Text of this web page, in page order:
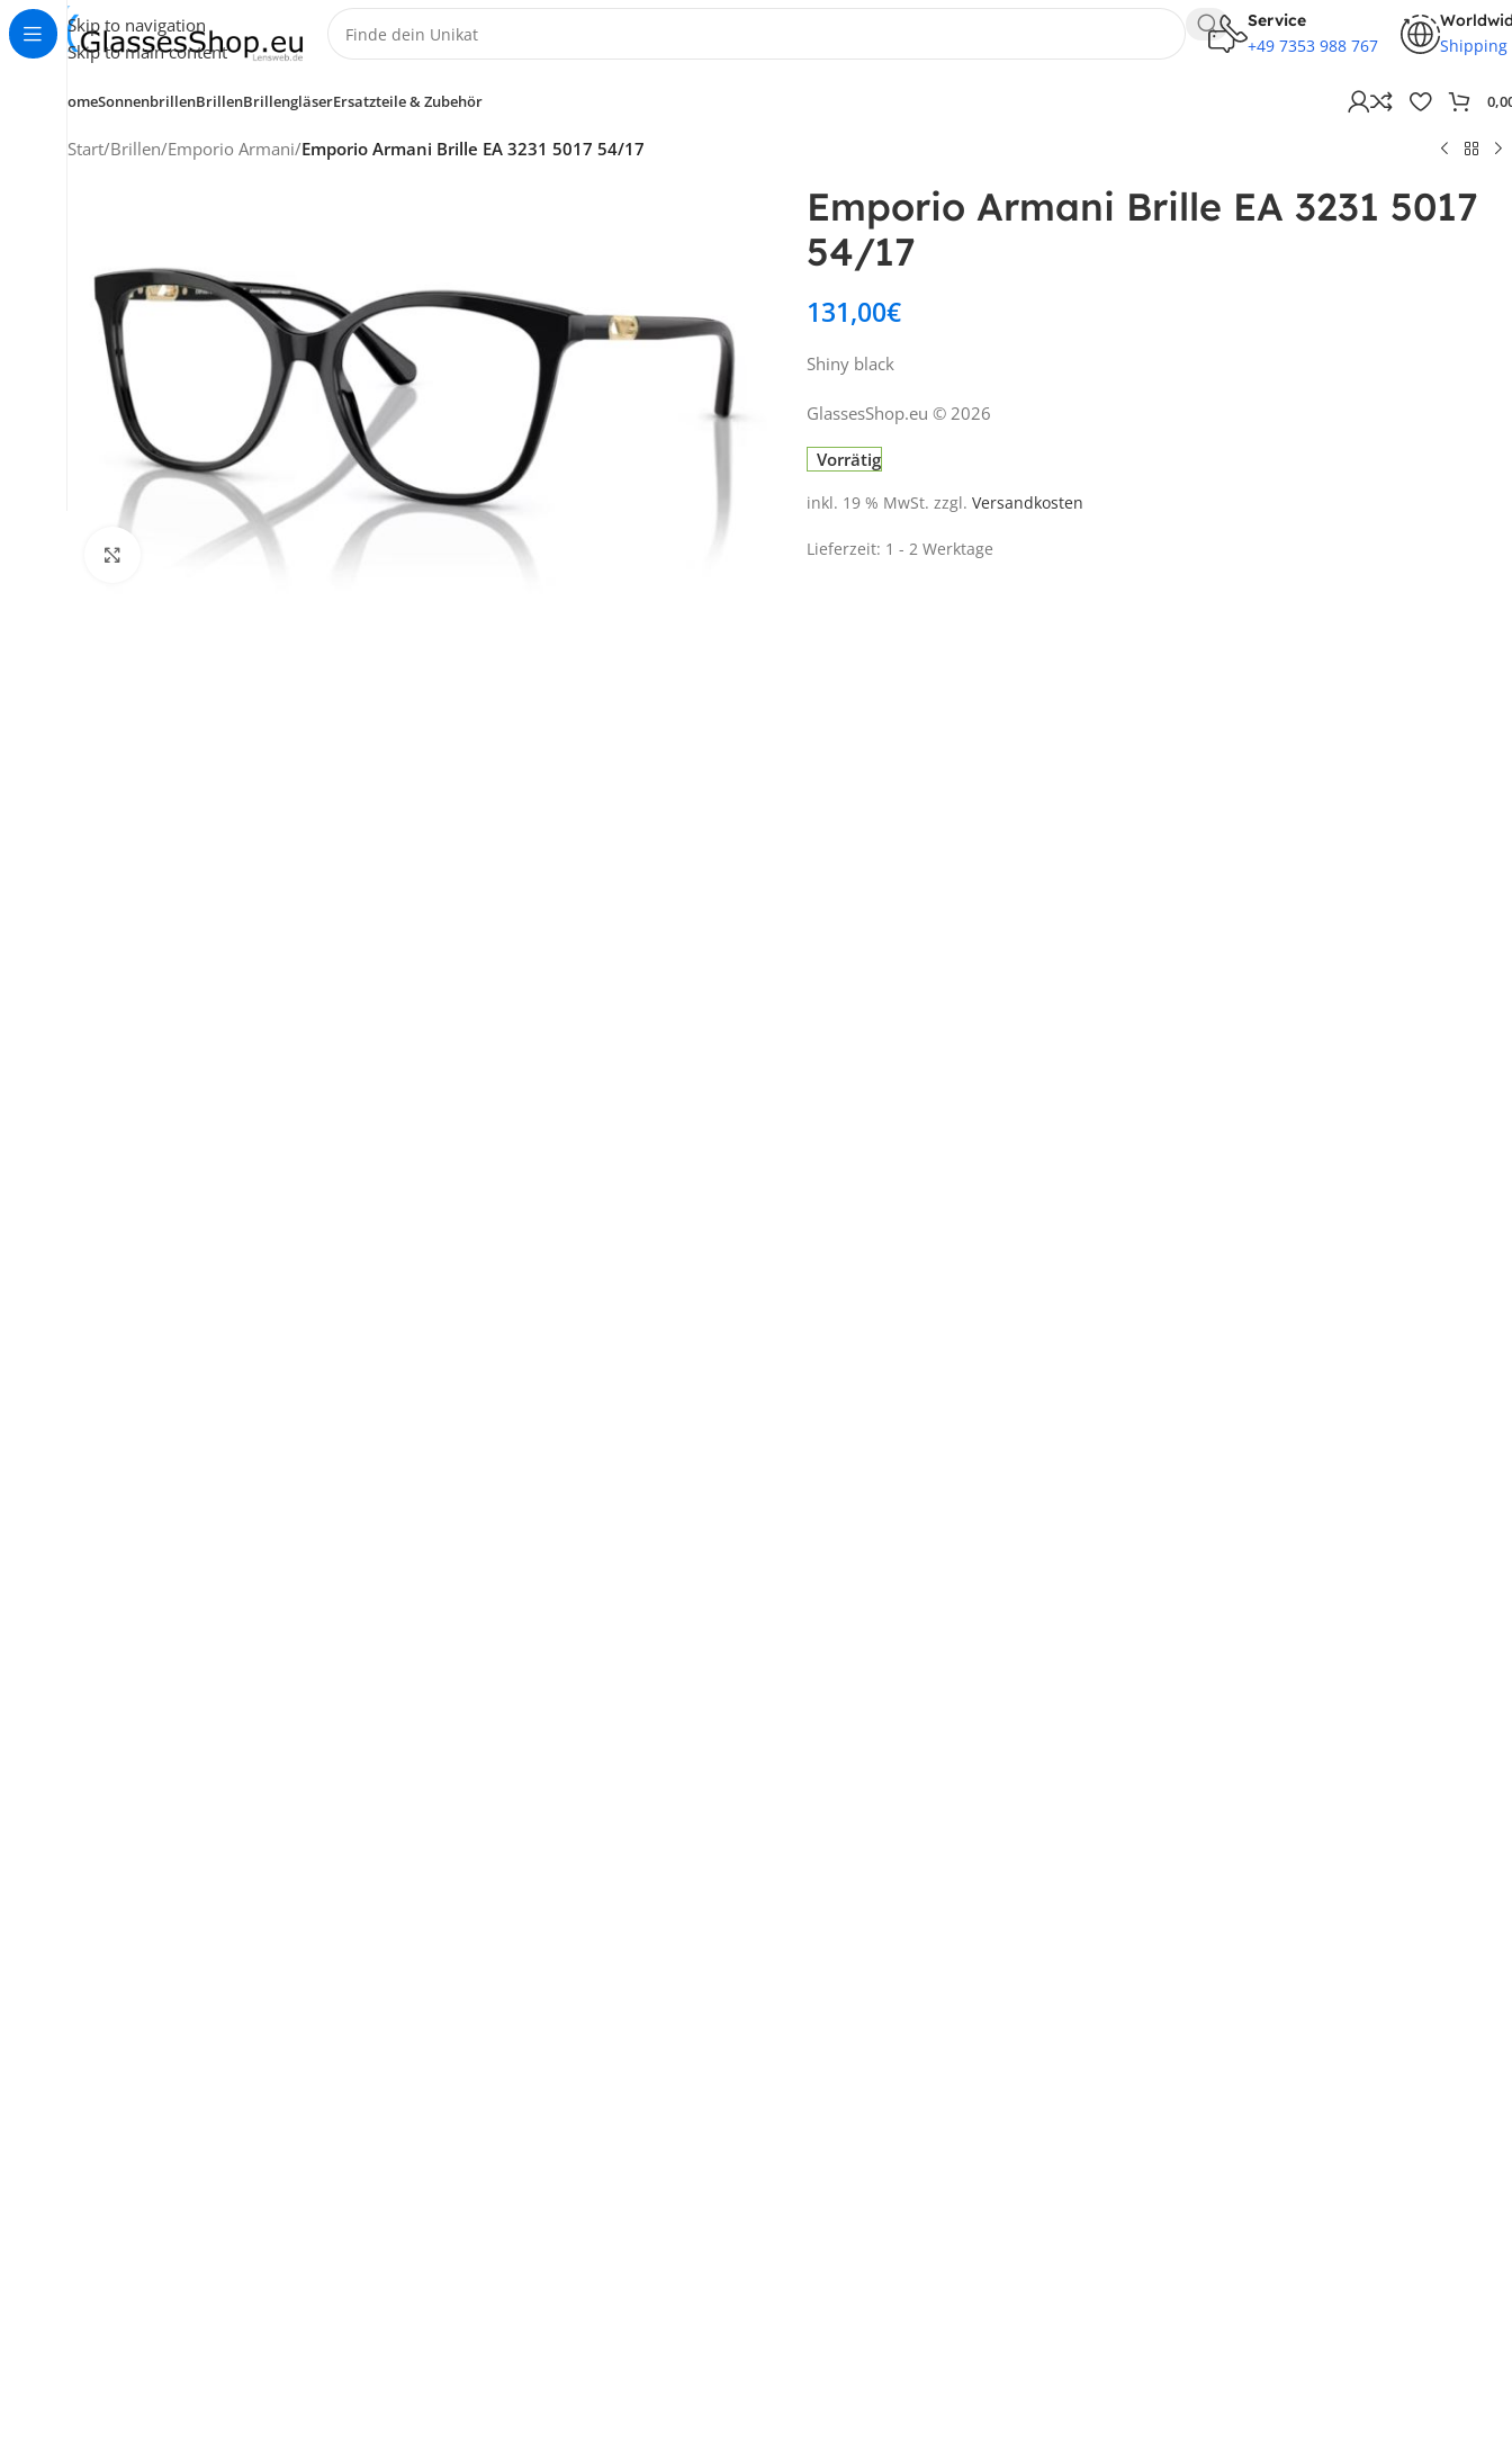
Skip to navigation
Skip to main content
KUNDENSERVICE
HELP CENTER
+49 (0) 7353 988 767
service@glassesshop.eu
Kontakt-Formular
Service
+49 7353 988 767 Shipping
HomeSonnenbrillenBrillenBrillengläserErsatzteile & Zubehör
Start/Brillen/Emporio Armani/Emporio Armani Brille EA 3231 5017 54/17
Klick zum Vergrößern
Emporio Armani Brille EA 3231 5017
54/17
131,00€
Shiny black
GlassesShop.eu © 2026
Vorrätig
inkl. 19 % MwSt. zzgl. Versandkosten
Lieferzeit: 1 - 2 Werktage